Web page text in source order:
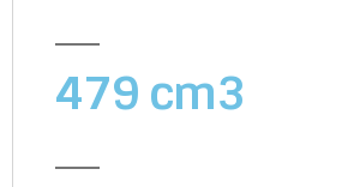
479 cm3